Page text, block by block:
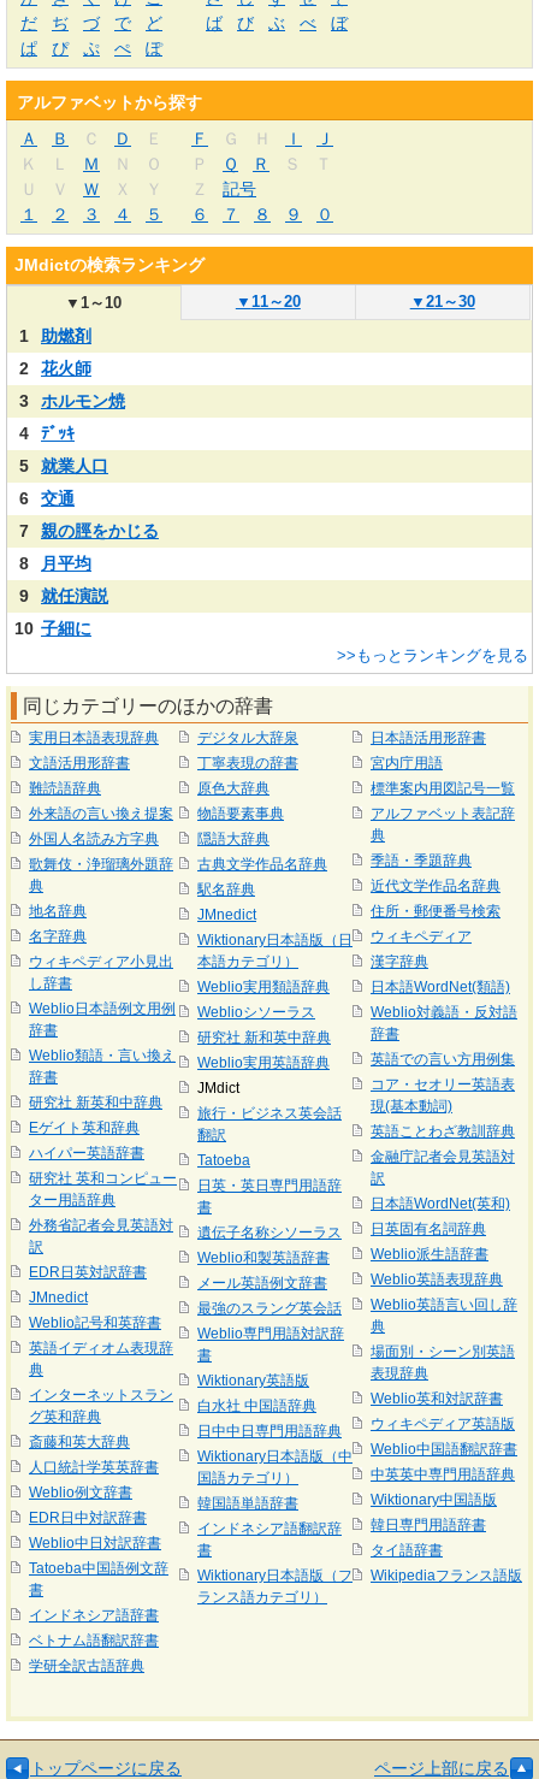
だ
ぢ づ で ど ば び ぶ べ
ぼ
ぱ
ぴ ぷ ぺ ぽ
アルファベットから探す
Ａ
Ｂ Ｃ Ｄ Ｅ Ｆ Ｇ Ｈ Ｉ
Ｊ
Ｋ
Ｌ Ｍ Ｎ Ｏ Ｐ Ｑ Ｒ Ｓ
Ｔ
Ｕ
Ｖ Ｗ Ｘ Ｙ Ｚ
記号
１
２ ３ ４ ５ ６ ７ ８ ９ ０
JMdictの検索ランキング
▼1～10 ▼ 11～20 ▼ 21～30
1
助燃剤
2
花火師
3
ホルモン焼
4
ﾃﾞｯｷ
5
就業人口
6
交通
7
親の脛をかじる
8
月平均
9
就任演説
10 子細に
>>もっとランキングを見る
同じカテゴリーのほかの辞書
実用日本語表現辞典
文語活用形辞書
難読語辞典
外来語の言い換え提案
外国人名読み方字典
歌舞伎・浄瑠璃外題辞
典
地名辞典
名字辞典
ウィキペディア小見出
し辞書
Weblio日本語例文用例
辞書
Weblio類語・言い換え
辞書
研究社 新英和中辞典
Eゲイト英和辞典
ハイパー英語辞書
研究社 英和コンピュー
ター用語辞典
外務省記者会見英語対
訳
EDR日英対訳辞書
JMnedict
Weblio記号和英辞書
英語イディオム表現辞
典
インターネットスラン
グ英和辞典
斎藤和英大辞典
人口統計学英英辞書
Weblio例文辞書
EDR日中対訳辞書
Weblio中日対訳辞書
Tatoeba中国語例文辞
書
インドネシア語辞書
ベトナム語翻訳辞書
学研全訳古語辞典
デジタル大辞泉
丁寧表現の辞書
原色大辞典
物語要素事典
隠語大辞典
古典文学作品名辞典
駅名辞典
JMnedict
Wiktionary日本語版（日
本語カテゴリ）
Weblio実用類語辞典
Weblioシソーラス
研究社 新和英中辞典
Weblio実用英語辞典
JMdict
旅行・ビジネス英会話
翻訳
Tatoeba
日英・英日専門用語辞
書
遺伝子名称シソーラス
Weblio和製英語辞書
メール英語例文辞書
最強のスラング英会話
Weblio専門用語対訳辞
書
Wiktionary英語版
白水社 中国語辞典
日中中日専門用語辞典
Wiktionary日本語版（中
国語カテゴリ）
韓国語単語辞書
インドネシア語翻訳辞
書
Wiktionary日本語版（フ
ランス語カテゴリ）
日本語活用形辞書
宮内庁用語
標準案内用図記号一覧
アルファベット表記辞
典
季語・季題辞典
近代文学作品名辞典
住所・郵便番号検索
ウィキペディア
漢字辞典
日本語WordNet(類語)
Weblio対義語・反対語
辞書
英語での言い方用例集
コア・セオリー英語表
現(基本動詞)
英語ことわざ教訓辞典
金融庁記者会見英語対
訳
日本語WordNet(英和)
日英固有名詞辞典
Weblio派生語辞書
Weblio英語表現辞典
Weblio英語言い回し辞
典
場面別・シーン別英語
表現辞典
Weblio英和対訳辞書
ウィキペディア英語版
Weblio中国語翻訳辞書
中英英中専門用語辞典
Wiktionary中国語版
韓日専門用語辞書
タイ語辞書
Wikipediaフランス語版
トップページに戻る ページ上部に戻る